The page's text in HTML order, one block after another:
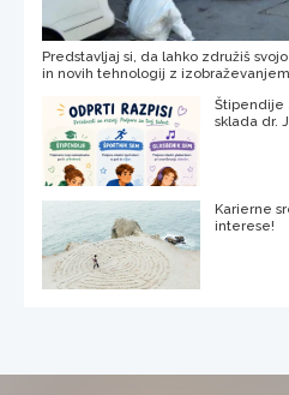
Predstavljaj si, da lahko združiš
in novih tehnologij z izobraževanjem
Štipendije
sklada dr.
Karierne
interese!